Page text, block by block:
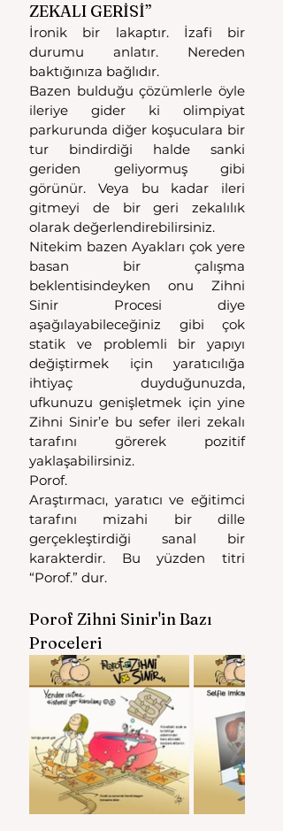
ZEKALI GERİSİ”
İronik bir lakaptır. İzafi bir
durumu anlatır. Nereden
baktığınıza bağlıdır.
Bazen bulduğu çözümlerle öyle
ileriye gider ki olimpiyat
parkurunda diğer koşuculara bir
tur bindirdiği halde sanki
geriden geliyormuş gibi
görünür. Veya bu kadar ileri
gitmeyi de bir geri zekalılık
olarak değerlendirebilirsiniz.
Nitekim bazen Ayakları çok yere
basan bir çalışma
beklentisindeyken onu Zihni
Sinir Procesi diye
aşağılayabileceğiniz gibi çok
statik ve problemli bir yapıyı
değiştirmek için yaratıcılığa
ihtiyaç duyduğunuzda,
ufkunuzu genişletmek için yine
Zihni Sinir’e bu sefer ileri zekalı
tarafını görerek pozitif
yaklaşabilirsiniz.
Porof.
Araştırmacı, yaratıcı ve eğitimci
tarafını mizahi bir dille
gerçekleştirdiği sanal bir
karakterdir. Bu yüzden titri
“Porof.” dur.
Porof Zihni Sinir'in Bazı
Proceleri